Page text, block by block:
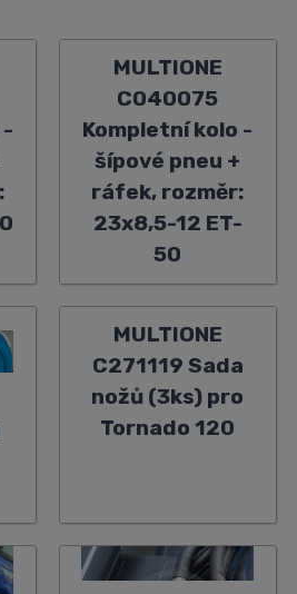
-
MULTIONE
C040075
Kompletní kolo -
šípové pneu +
ráfek, rozměr:
23x8,5-12 ET-
50
MULTIONE
C271119 Sada
nožů (3ks) pro
Tornado 120